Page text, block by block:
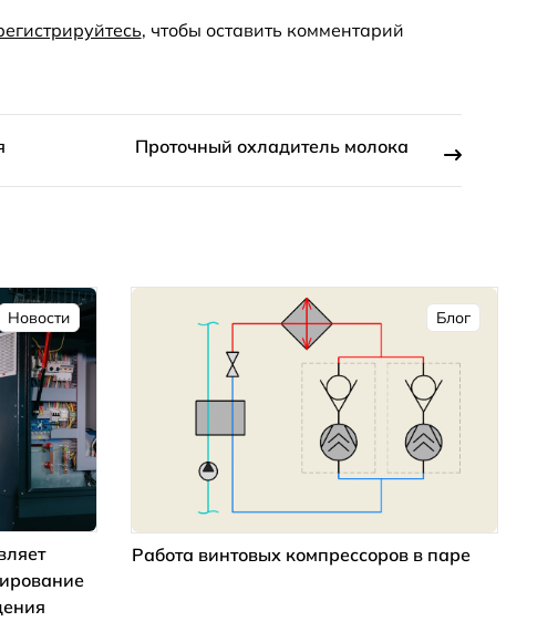
, чтобы оставить комментарий
Проточный охладитель молока
Новости Блог
Работа винтовых компрессоров в паре